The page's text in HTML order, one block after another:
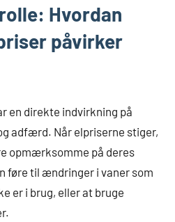
Hvordan
påvirker
en direkte indvirkning på
adfærd. Når elpriserne stiger,
opmærksomme på deres
føre til ændringer i vaner som
er i brug, eller at bruge